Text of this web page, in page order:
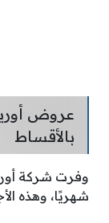
بالأقساط
وفرت شركة
شهريًا، وهذه